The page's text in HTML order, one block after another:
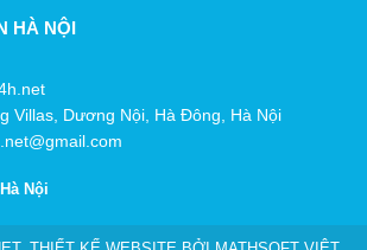
HÀ NỘI
Villas, Dương Nội, Hà Đông, Hà Nội
Nội